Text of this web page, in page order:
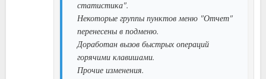
статистика".
Некоторые группы пунктов меню "Отчет"
перенесены в подменю.
Доработан вызов быстрых операций
горячими клавишами.
Прочие изменения.